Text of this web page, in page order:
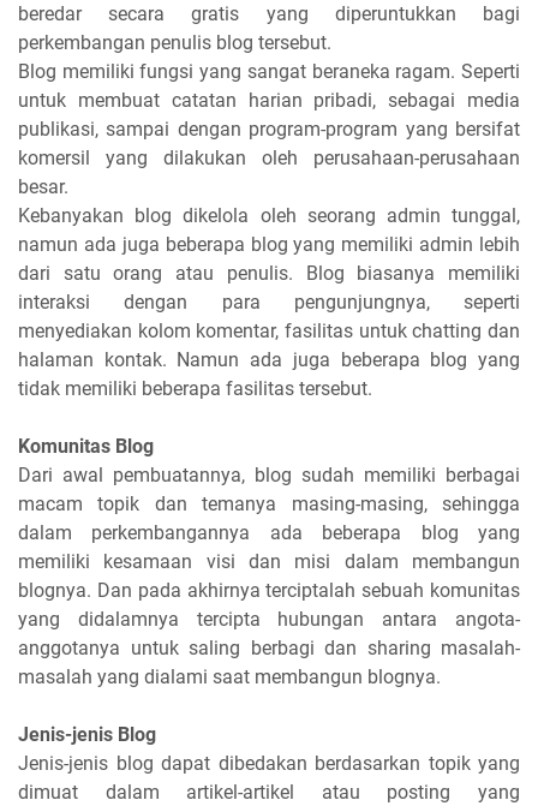
beredar secara gratis yang diperuntukkan bagi
perkembangan penulis blog tersebut.
Blog memiliki fungsi yang sangat beraneka ragam. Seperti
untuk membuat catatan harian pribadi, sebagai media
publikasi, sampai dengan program-program yang bersifat
komersil yang dilakukan oleh perusahaan-perusahaan
besar.
Kebanyakan blog dikelola oleh seorang admin tunggal,
namun ada juga beberapa blog yang memiliki admin lebih
dari satu orang atau penulis. Blog biasanya memiliki
interaksi dengan para pengunjungnya, seperti
menyediakan kolom komentar, fasilitas untuk chatting dan
halaman kontak. Namun ada juga beberapa blog yang
tidak memiliki beberapa fasilitas tersebut.
Komunitas Blog
Dari awal pembuatannya, blog sudah memiliki berbagai
macam topik dan temanya masing-masing, sehingga
dalam perkembangannya ada beberapa blog yang
memiliki kesamaan visi dan misi dalam membangun
blognya. Dan pada akhirnya terciptalah sebuah komunitas
yang didalamnya tercipta hubungan antara angota-
anggotanya untuk saling berbagi dan sharing masalah-
masalah yang dialami saat membangun blognya.
Jenis-jenis Blog
Jenis-jenis blog dapat dibedakan berdasarkan topik yang
dimuat dalam artikel-artikel atau posting yang